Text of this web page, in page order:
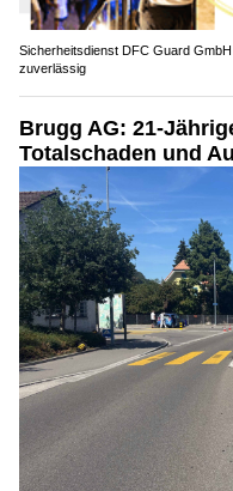
Brugg AG: 21-
Totalschaden und